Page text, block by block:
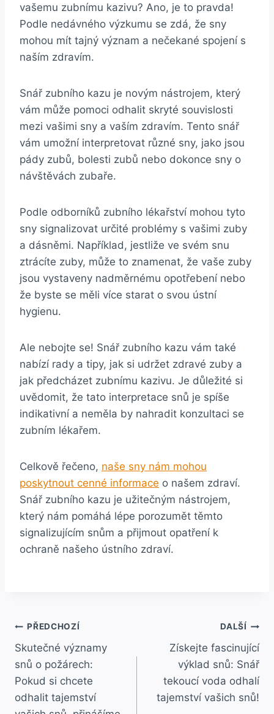
vašemu zubnímu⁢ kazivu? Ano,⁣ je to pravda!
Podle⁣ nedávného ⁢výzkumu‌ se ‍zdá,⁢ že ⁣sny
mohou mít tajný význam ​a nečekané ‌spojení s
⁤naším zdravím.
Snář zubního kazu je novým nástrojem, který
vám může pomoci odhalit‌ skryté⁢ souvislosti
mezi vašimi sny a vaším zdravím. Tento⁢ snář
vám umožní interpretovat různé sny, ​jako⁣ jsou
pády ‌zubů, bolesti⁢ zubů nebo dokonce sny o
návštěvách⁢ zubaře.
Podle odborníků zubního lékařství mohou tyto
sny signalizovat určité problémy s vašimi‌ zuby
a dásněmi.⁣ Například, jestliže​ ve‌ svém snu
ztrácíte zuby, může to znamenat, že vaše zuby
jsou vystaveny nadměrnému opotřebení nebo
že byste se měli ⁢více ‌starat o svou ústní
‍hygienu.
Ale ⁣nebojte ‌se! ‌Snář zubního ‌kazu ⁢vám také​
nabízí rady a tipy, jak si udržet zdravé zuby ⁤a​
jak předcházet zubnímu kazivu. ⁣Je důležité si
uvědomit, že tato interpretace ⁤snů je spíše
⁢indikativní​ a neměla by‍ nahradit⁣ konzultaci‌ se
zubním lékařem.
Celkově řečeno,‌ naše ⁢sny nám mohou
poskytnout cenné informace o našem zdraví. ​
Snář‌ zubního kazu ​je ‌užitečným nástrojem,
který‍ nám pomáhá lépe⁤ porozumět ⁤těmto ​
signalizujícím snům a⁢ přijmout opatření k‌
ochraně našeho ústního zdraví.‍
Navigace
pro
příspěvek
PŘEDCHOZÍ
Skutečné významy
snů o požárech:
Pokud si chcete
odhalit tajemství
DALŠÍ
Získejte fascinující
výklad snů: Snář
tekoucí voda odhalí
tajemství vašich snů!